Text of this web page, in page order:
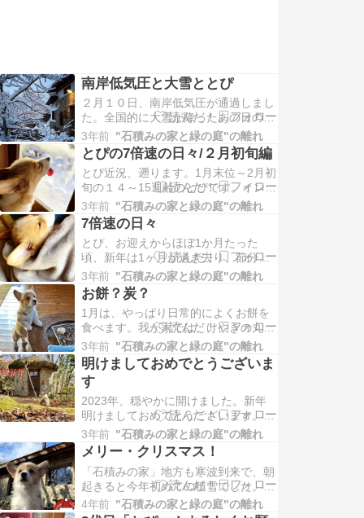
南岸低気圧と大雪ととぴ
２月１０日、南岸低気圧が通過しまし
た。全国的に大雪が降ったあの日のこ
と、「石積みの家」地方も、シーズン
はじめての大雪でした。３０センチ
位、積もりました。とても細
3年前 "石積みの家と緑の庭"の離れ
とぴの7倍速の日々/２月初旬編
とぴ近況、遡ります。1月末位～2月初
旬の１４～15週齢のとぴです。インス
タにも投稿したこの写真。冷え込んだ
雪の朝、窓ガラスの結露の氷を喜々と
して舐めてます。ついつい
3年前 "石積みの家と緑の庭"の離れ
7倍速の日々
とぴ、お迎えからほぼ1か月たった
頃、新年は1ヶ月が過ぎ去り、節分が
来て立春が来ました。先日の寒波で降
った雪がだいぶ解けて今はこのくら
い。とぴはこのくらい（笑）寒さ
3年前 "石積みの家と緑の庭"の離れ
お餅？炭？
1月は、やっぱり日常的によくお餅を
食べます。我が家では、けやきの丸太
をくり抜いた火鉢があって、そこに炭
を入れてお餅を焼きます。これはいつ
ものことなんですが、新入
3年前 "石積みの家と緑の庭"の離れ
明けましておめでとうございま
す
2023年、穏やかに開けました。新年
明けましておめでとうございます。今
年は卯年なんですね、年末にお迎えし
たばかりの子犬のとぴが、なんだか
時々、耳の短い野ウサギ風に見
3年前 "石積みの家と緑の庭"の離れ
メリー・クリスマス！
「石積みの家」地方も寒波到来で、朝
起きると今年初めての積雪でした。ホ
ワイト・クリスマス？と思いました
が、日差しも出てきて、雪解け、そこ
4年前 "石積みの家と緑の庭"の離れ